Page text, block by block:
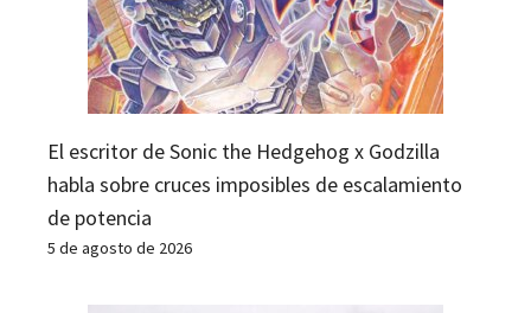
El escritor de Sonic the Hedgehog x Godzilla
habla sobre cruces imposibles de escalamiento
de potencia
5 de agosto de 2026